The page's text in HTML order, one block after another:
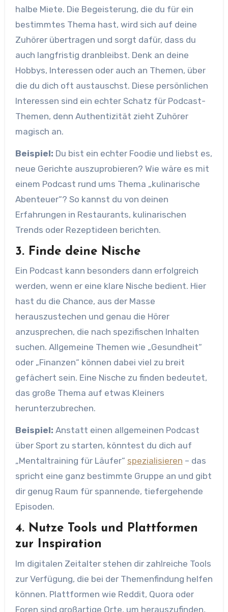
halbe Miete. Die Begeisterung, die du für ein
bestimmtes Thema hast, wird sich auf deine
Zuhörer übertragen und sorgt dafür, dass du
auch langfristig dranbleibst. Denk an deine
Hobbys, Interessen oder auch an Themen, über
die du dich oft austauschst. Diese persönlichen
Interessen sind ein echter Schatz für Podcast-
Themen, denn Authentizität zieht Zuhörer
magisch an.
Beispiel: Du bist ein echter Foodie und liebst es,
neue Gerichte auszuprobieren? Wie wäre es mit
einem Podcast rund ums Thema „kulinarische
Abenteuer“? So kannst du von deinen
Erfahrungen in Restaurants, kulinarischen
Trends oder Rezeptideen berichten.
3. Finde deine Nische
Ein Podcast kann besonders dann erfolgreich
werden, wenn er eine klare Nische bedient. Hier
hast du die Chance, aus der Masse
herauszustechen und genau die Hörer
anzusprechen, die nach spezifischen Inhalten
suchen. Allgemeine Themen wie „Gesundheit“
oder „Finanzen“ können dabei viel zu breit
gefächert sein. Eine Nische zu finden bedeutet,
das große Thema auf etwas Kleiners
herunterzubrechen.
Beispiel: Anstatt einen allgemeinen Podcast
über Sport zu starten, könntest du dich auf
„Mentaltraining für Läufer“ spezialisieren – das
spricht eine ganz bestimmte Gruppe an und gibt
dir genug Raum für spannende, tiefergehende
Episoden.
4. Nutze Tools und Plattformen
zur Inspiration
Im digitalen Zeitalter stehen dir zahlreiche Tools
zur Verfügung, die bei der Themenfindung helfen
können. Plattformen wie Reddit, Quora oder
Foren sind großartige Orte, um herauszufinden,